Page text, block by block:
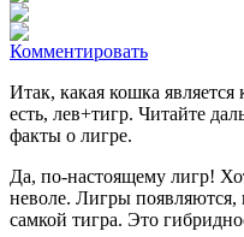
Комментировать
Итак, какая кошка
есть, лев+тигр. Читайте
факты о лигре.
Да, по-настоящему лигр!
неволе. Лигры появляются,
самкой тигра. Это